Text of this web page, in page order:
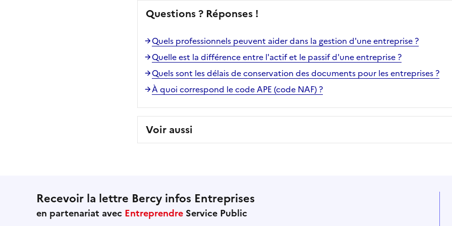
Questions ? Réponses !
Quels professionnels peuvent aider dans la gestion d'une entreprise ?
Quelle est la différence entre l'actif et le passif d'une entreprise ?
Quels sont les délais de conservation des documents pour les entreprises ?
À quoi correspond le code APE (code NAF) ?
Voir aussi
Recevoir la lettre Bercy infos Entreprises
en partenariat avec Entreprendre Service Public